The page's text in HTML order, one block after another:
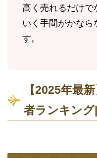
高く売れるだけで
いく手間がかな
す。
【2025年最
者ランキング